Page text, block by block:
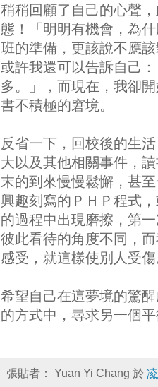
稍稍回顧了自己的心聲
態！「明明有機會，為
班的準備，更該說不應
或許我還可以告訴自己
多。」，而現在，我卻
書不積極的窘境。
反省一下，回校後的生
大以及其他相關事件，
末的到來慢慢鬆懈，甚
興趣刻寫的ＰＨＰ程式
的過程中出現磨擦，第
彼此看待的角度不同，
感受，就這樣使別人受傷
希望自己在這夢境的驚
的方式中，尋求另一個平
張貼者： Yuan Yi Chang 於